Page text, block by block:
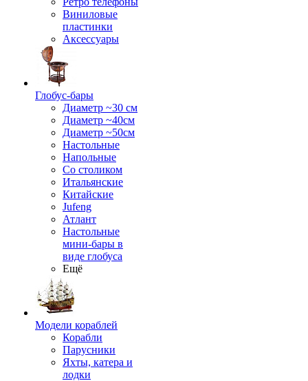
Виниловые
пластинки
Аксессуары
Глобус-бары
Диаметр ~30 см
Диаметр ~40см
Диаметр ~50см
Настольные
Напольные
Со столиком
Итальянские
Китайские
Jufeng
Атлант
Настольные
мини-бары в
виде глобуса
Ещё
Модели кораблей
Корабли
Парусники
Яхты, катера и
лодки